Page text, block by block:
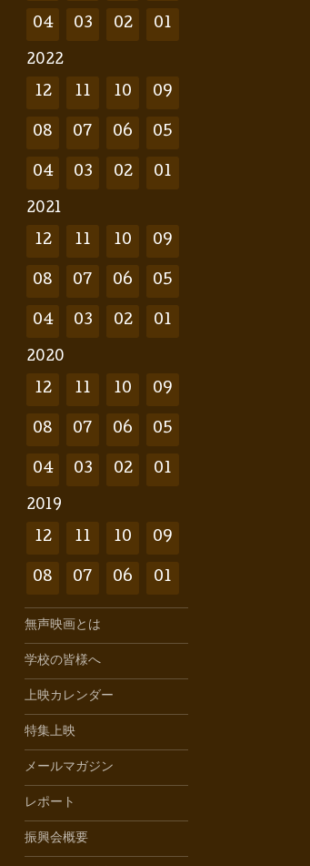
04 03 02 01
2022
12 11 10 09
08 07 06 05
04 03 02 01
2021
12 11 10 09
08 07 06 05
04 03 02 01
2020
12 11 10 09
08 07 06 05
04 03 02 01
2019
12 11 10 09
08 07 06 01
無声映画とは
学校の皆様へ
上映カレンダー
特集上映
メールマガジン
レポート
振興会概要